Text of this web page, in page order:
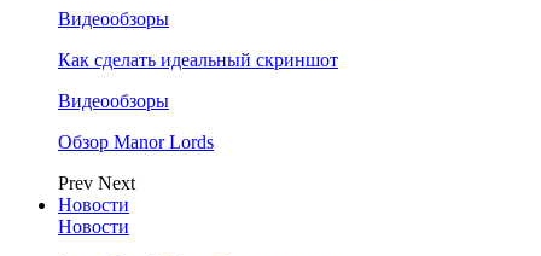
Видеообзоры
Как сделать идеальный скриншот
Видеообзоры
Обзор Manor Lords
Prev Next
Новости
Новости